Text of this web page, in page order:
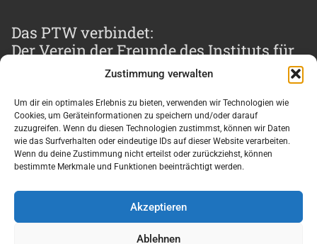
Zustimmung verwalten
Um dir ein optimales Erlebnis zu bieten, verwenden wir Technologien wie
Cookies, um Geräteinformationen zu speichern und/oder darauf
zuzugreifen. Wenn du diesen Technologien zustimmst, können wir Daten
wie das Surfverhalten oder eindeutige IDs auf dieser Website verarbeiten.
Wenn du deine Zustimmung nicht erteilst oder zurückziehst, können
bestimmte Merkmale und Funktionen beeinträchtigt werden.
Akzeptieren
Ablehnen
Das PTW verbindet:
Der Verein der Freunde des Instituts für
Produktionsmanagement, Technologie
und Werkzeugmaschinen e.V.
Impressum und Datenschutz